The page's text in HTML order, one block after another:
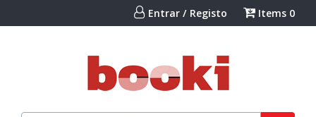
Entrar / Registo Items 0